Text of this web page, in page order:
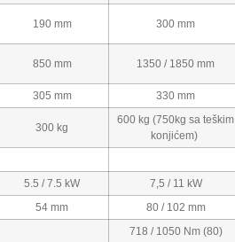
190 mm 300 mm
850 mm 1350 / 1850 mm
305 mm 330 mm
300 kg
600 kg (750kg sa teškim
konjićem)
5.5 / 7.5 kW 7,5 / 11 kW
54 mm 80 / 102 mm
718 / 1050 Nm (80)